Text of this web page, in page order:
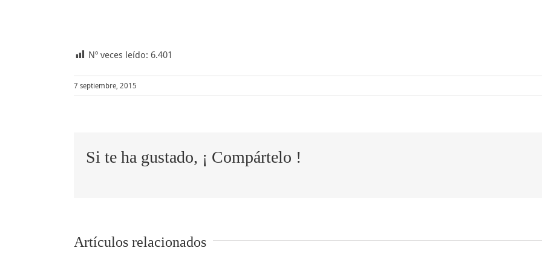
Nº veces leído: 6.401
7 septiembre, 2015
Si te ha gustado, ¡ Compártelo !
Artículos relacionados